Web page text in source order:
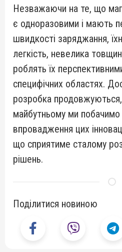
Незважаючи на те, що
є одноразовими і мають
швидкості заряджання,
легкість, невелика
роблять їх
специфічних областях.
розробка
майбутньому ми
впровадження цих
що сприятиме сталому
рішень.
Поділитися новиною